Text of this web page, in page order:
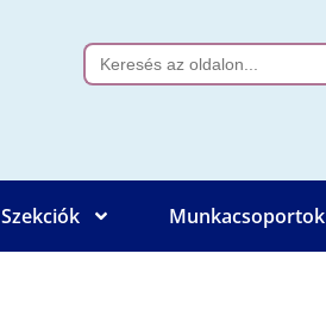
Search
for:
Szekciók Munkacsoportok